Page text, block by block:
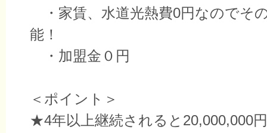
・家賃、水道光熱費0円なのでそ
能！
・加盟金０円
＜ポイント＞
★4年以上継続されると20,000,000